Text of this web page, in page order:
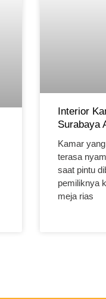
Interior
Surabaya
Kamar
terasa
saat pintu
pemiliknya
meja rias